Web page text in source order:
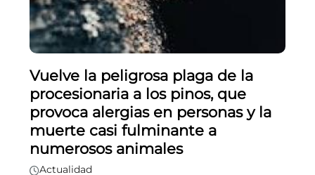
Vuelve la peligrosa plaga de la
procesionaria a los pinos, que
provoca alergias en personas y la
muerte casi fulminante a
numerosos animales
Actualidad